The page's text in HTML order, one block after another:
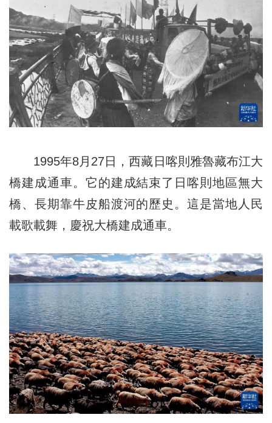
1995年8月27日，西藏日喀則雅魯藏布江大
橋建成通車。它的建成結束了日喀則地區無大
橋、長期靠牛皮船渡河的歷史。這是當地人民
載歌載舞，慶祝大橋建成通車。